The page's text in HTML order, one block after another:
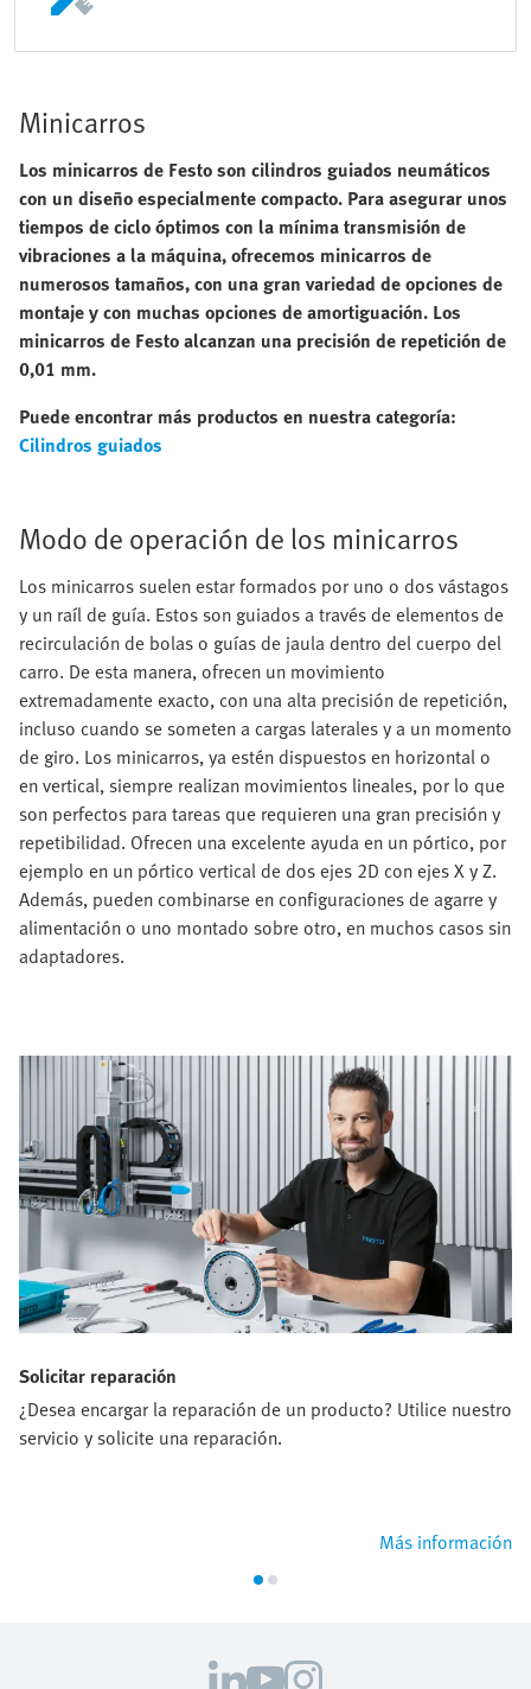
Minicarros
Los minicarros de Festo son cilindros guiados neumáticos
con un diseño especialmente compacto. Para asegurar unos
tiempos de ciclo óptimos con la mínima transmisión de
vibraciones a la máquina, ofrecemos minicarros de
numerosos tamaños, con una gran variedad de opciones de
montaje y con muchas opciones de amortiguación. Los
minicarros de Festo alcanzan una precisión de repetición de
0,01 mm.
Puede encontrar más productos en nuestra categoría:
Cilindros guiados
Modo de operación de los minicarros
Los minicarros suelen estar formados por uno o dos vástagos
y un raíl de guía. Estos son guiados a través de elementos de
recirculación de bolas o guías de jaula dentro del cuerpo del
carro. De esta manera, ofrecen un movimiento
extremadamente exacto, con una alta precisión de repetición,
incluso cuando se someten a cargas laterales y a un momento
de giro. Los minicarros, ya estén dispuestos en horizontal o
en vertical, siempre realizan movimientos lineales, por lo que
son perfectos para tareas que requieren una gran precisión y
repetibilidad. Ofrecen una excelente ayuda en un pórtico, por
ejemplo en un pórtico vertical de dos ejes 2D con ejes X y Z.
Además, pueden combinarse en configuraciones de agarre y
alimentación o uno montado sobre otro, en muchos casos sin
adaptadores.
Solicitar reparación
¿Desea encargar la reparación de un producto? Utilice nuestro
servicio y solicite una reparación.
Más información